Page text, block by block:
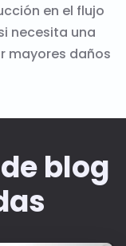
en el flujo
necesita una
mayores daños
blog